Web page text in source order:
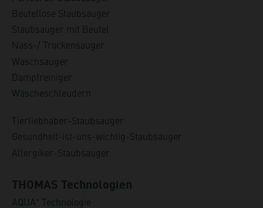
Beutellose Staubsauger
Staubsauger mit Beutel
Nass-/ Trockensauger
Waschsauger
Dampfreiniger
Wäscheschleudern
Tierliebhaber-Staubsauger
Gesundheit-ist-uns-wichtig-Staubsauger
Allergiker-Staubsauger
THOMAS Technologien
AQUA + Technologie